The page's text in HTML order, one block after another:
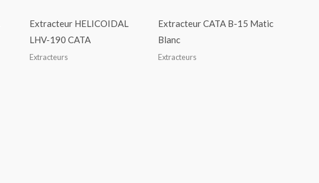
Extracteur HELICOIDAL
LHV-190 CATA
Extracteurs
Extracteur CATA B-15 Matic
Blanc
Extracteurs